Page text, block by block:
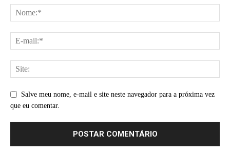
Salve meu nome, e-mail e site neste navegador para a próxima vez
que eu comentar.